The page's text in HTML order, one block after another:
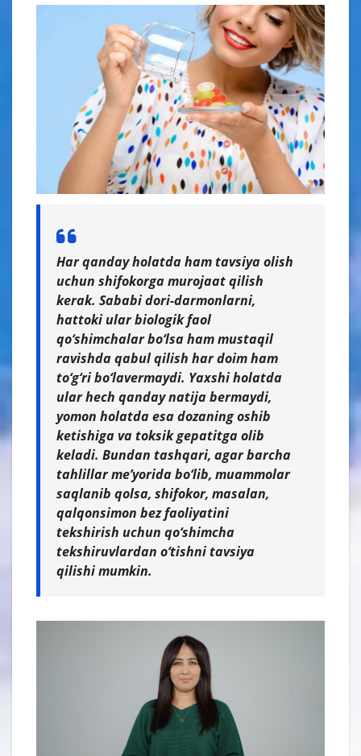
Har qanday holatda ham tavsiya olish
uchun shifokorga murojaat qilish
kerak. Sababi dori-darmonlarni,
hattoki ular biologik faol
qo‘shimchalar bo‘lsa ham mustaqil
ravishda qabul qilish har doim ham
to‘g‘ri bo‘lavermaydi. Yaxshi holatda
ular hech qanday natija bermaydi,
yomon holatda esa dozaning oshib
ketishiga va toksik gepatitga olib
keladi. Bundan tashqari, agar barcha
tahlillar me’yorida bo‘lib, muammolar
saqlanib qolsa, shifokor, masalan,
qalqonsimon bez faoliyatini
tekshirish uchun qo‘shimcha
tekshiruvlardan o‘tishni tavsiya
qilishi mumkin.